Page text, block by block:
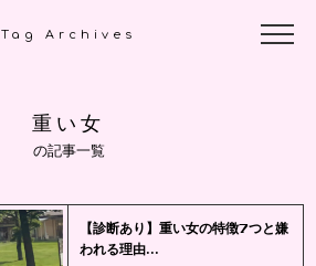
Tag Archives
重い女
の記事一覧
【診断あり】重い女の特徴7つと嫌
われる理由...